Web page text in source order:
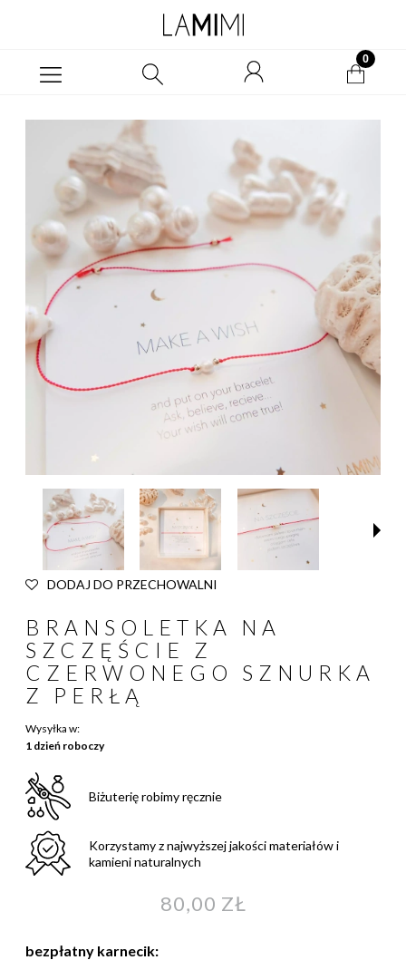
DODAJ DO PRZECHOWALNI
BRANSOLETKA NA
SZCZĘŚCIE Z
CZERWONEGO SZNURKA
Z PERŁĄ
Wysyłka w:
1 dzień roboczy
Biżuterię robimy ręcznie
Korzystamy z najwyższej jakości materiałów i
kamieni naturalnych
80,00 ZŁ
bezpłatny karnecik: